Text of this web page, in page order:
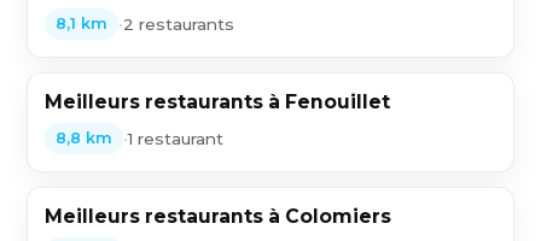
8,1 km •2 restaurants
Meilleurs restaurants à Fenouillet
8,8 km •1 restaurant
Meilleurs restaurants à Colomiers